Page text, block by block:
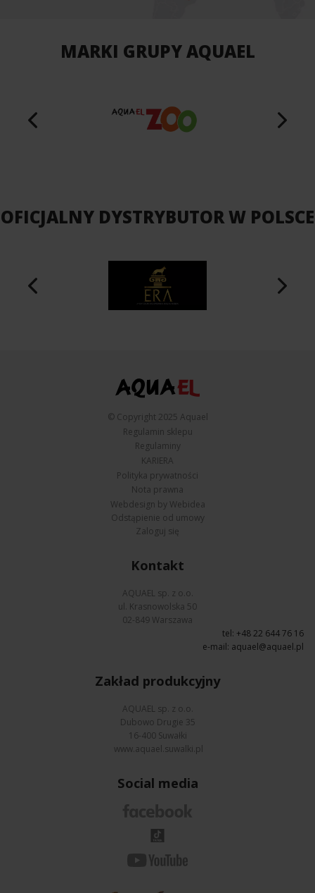
MARKI GRUPY AQUAEL
OFICJALNY DYSTRYBUTOR W POLSCE
© Copyright 2025 Aquael
Regulamin sklepu
Regulaminy
KARIERA
Polityka prywatności
Nota prawna
Webdesign by Webidea
Odstąpienie od umowy
Zaloguj się
Kontakt
AQUAEL sp. z o.o.
ul. Krasnowolska 50
02-849 Warszawa
tel: +48 22 644 76 16
e-mail: aquael@aquael.pl
Zakład produkcyjny
AQUAEL sp. z o.o.
Dubowo Drugie 35
16-400 Suwałki
www.aquael.suwalki.pl
Social media